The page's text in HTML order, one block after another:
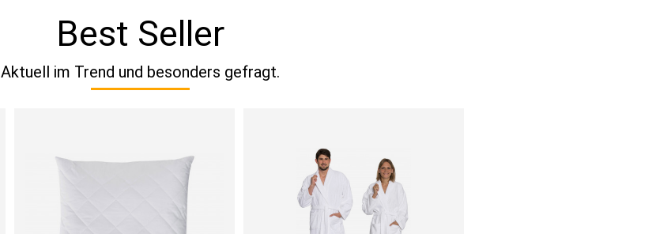
Best Seller
Aktuell im Trend und besonders gefragt.